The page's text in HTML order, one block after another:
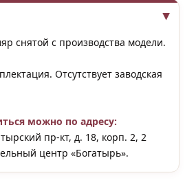
снятой с производства модели.
Отсутствует заводская
можно по адресу:
пр-кт, д. 18, корп. 2, 2
центр «Богатырь».